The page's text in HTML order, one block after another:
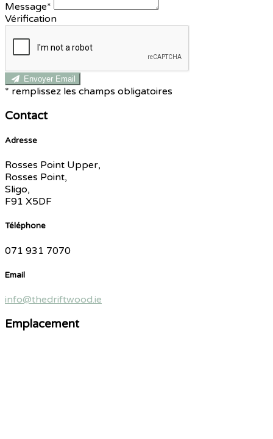
Message*
Vérification
Envoyer Email
* remplissez les champs obligatoires
Contact
Adresse
Rosses Point Upper,
Rosses Point,
Sligo,
F91 X5DF
Téléphone
071 931 7070
Email
info@thedriftwood.ie
Emplacement